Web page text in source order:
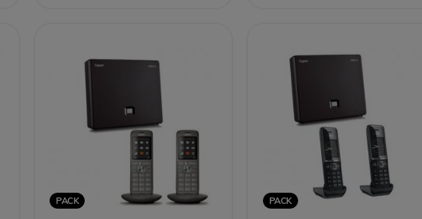
verliezen: handsfree functie
2.4'' kleurenscherm: alle
informatie bij de hand
Ontworpen voor het Gigaset
DECT- en CAT-iq & GAP-
systeem
U kunt uw dekking uitbreiden
in omgevingen met meerdere
Micro USB-oplaadmogelijkheid
Met riemclip
signaal
Gelijktijdige gesprekken
Antwoordapparaat met 30
min opnametijd
Uitbreidbaar met maximaal 6
handsets
PACK PACK